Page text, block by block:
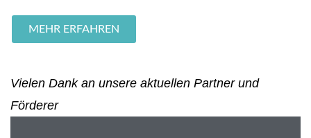
MEHR ERFAHREN
Vielen Dank an unsere aktuellen Partner und
Förderer